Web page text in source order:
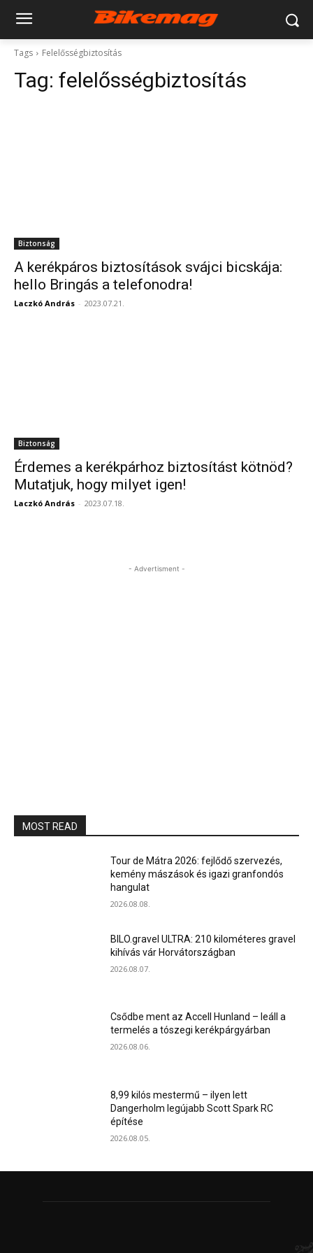
Tags Felelősségbiztosítás
Tag: felelősségbiztosítás
Biztonság
A kerékpáros biztosítások svájci bicskája:
hello Bringás a telefonodra!
Laczkó András - 2023.07.21.
Biztonság
Érdemes a kerékpárhoz biztosítást kötnöd?
Mutatjuk, hogy milyet igen!
Laczkó András - 2023.07.18.
- Advertisment -
MOST READ
Tour de Mátra 2026: fejlődő szervezés,
kemény mászások és igazi granfondós
hangulat
2026.08.08.
BILO.gravel ULTRA: 210 kilométeres gravel
kihívás vár Horvátországban
2026.08.07.
Csődbe ment az Accell Hunland – leáll a
termelés a tószegi kerékpárgyárban
2026.08.06.
8,99 kilós mestermű – ilyen lett
Dangerholm legújabb Scott Spark RC
építése
2026.08.05.